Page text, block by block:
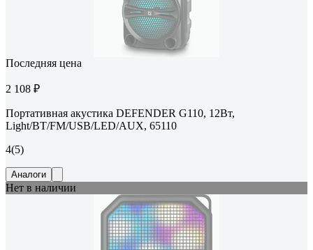
Последняя цена
2 108 ₽
Портативная акустика DEFENDER G110, 12Вт,
Light/BT/FM/USB/LED/AUX, 65110
4(5)
Аналоги
Нет в наличии